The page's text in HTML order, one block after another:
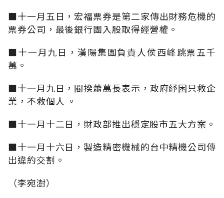
■十一月五日，宏福票券是第二家傳出財務危機的
票券公司，最後銀行團入股取得經營權。
■十一月九日，漢陽集團負責人侯西峰跳票五千
萬。
■十一月九日，閣揆蕭萬長表示，政府紓困只救企
業，不救個人 。
■十一月十二日，財政部推出穩定股市五大方案。
■十一月十六日，製造精密機械的台中精機公司傳
出違約交割。
（李宛澍）